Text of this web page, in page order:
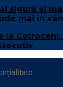
sigură și
mai în
la